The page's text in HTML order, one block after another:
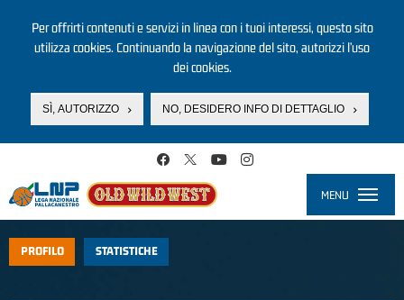
Per offrirti contenuti e servizi in linea con i tuoi interessi, questo sito
utilizza cookies. Continuando la navigazione del sito, autorizzi l’uso
dei cookies.
SÌ, AUTORIZZO NO, DESIDERO INFO DI DETTAGLIO
MENU
PROFILO STATISTICHE